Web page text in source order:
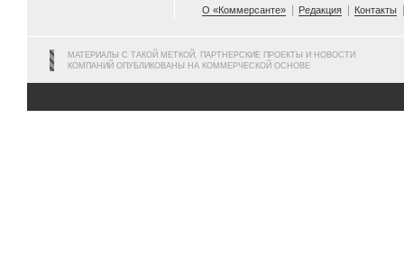
О «Коммерсанте»
Редакция Контакты
МАТЕРИАЛЫ С ТАКОЙ МЕТКОЙ, ПАРТНЕРСКИЕ ПРОЕКТЫ И НОВОСТИ
КОМПАНИЙ ОПУБЛИКОВАНЫ НА КОММЕРЧЕСКОЙ ОСНОВЕ